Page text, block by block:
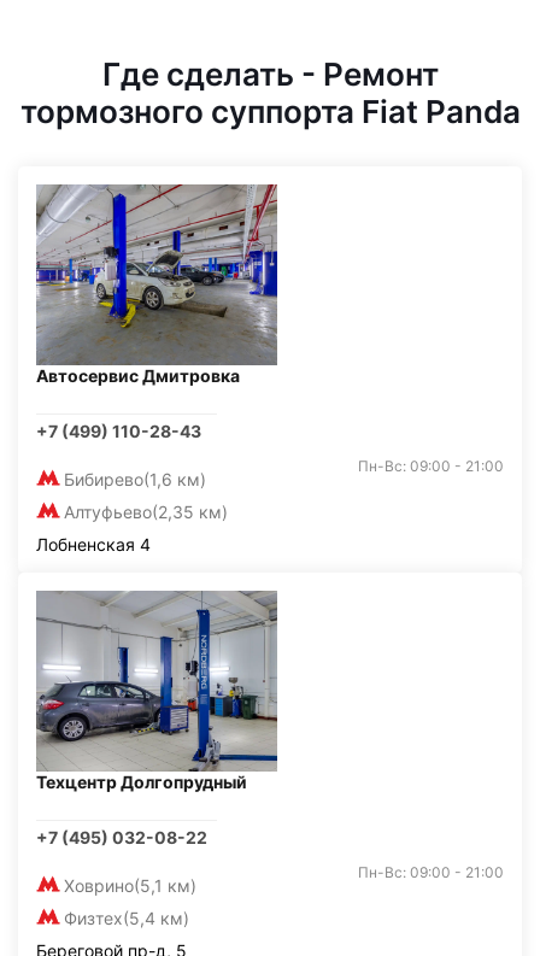
Где сделать - Ремонт
тормозного суппорта Fiat Panda
Автосервис Дмитровка
+7 (499) 110-28-43
Бибирево(1,6 км)
Алтуфьево(2,35 км)
Пн-Вс: 09:00 - 21:00
Лобненская 4
Техцентр Долгопрудный
+7 (495) 032-08-22
Ховрино(5,1 км)
Физтех(5,4 км)
Пн-Вс: 09:00 - 21:00
Береговой пр-д, 5